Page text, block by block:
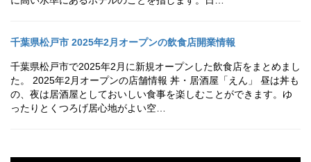
千葉県松戸市 2025年2月オープンの飲食店開業情報
千葉県松戸市で2025年2月に新規オープンした飲食店をまとめまし
た。 2025年2月オープンの店舗情報 丼・居酒屋「えん」 昼は丼も
の、夜は居酒屋としておいしい食事を楽しむことができます。ゆ
ったりとくつろげ居心地がよい空…